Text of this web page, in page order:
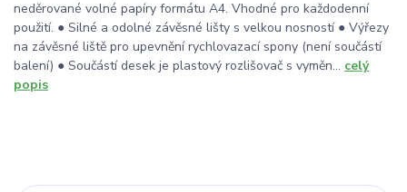
neděrované volné papíry formátu A4. Vhodné pro každodenní
použití. ● Silné a odolné závěsné lišty s velkou nosností ● Výřezy
na závěsné liště pro upevnění rychlovazací spony (není součástí
balení) ● Součástí desek je plastový rozlišovač s vyměn... celý
popis